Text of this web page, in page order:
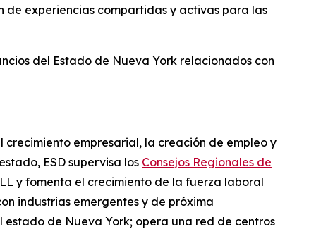
de experiencias compartidas y activas para las
del Estado de Nueva York relacionados con
empresarial, la creación de empleo y
ESD supervisa los Consejos Regionales de
y fomenta el crecimiento de la fuerza laboral
industrias emergentes y de próxima
de Nueva York; opera una red de centros